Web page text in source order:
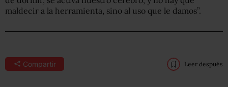
maldecir a la herramienta, sino al uso que le damos”.
Compartir Leer después